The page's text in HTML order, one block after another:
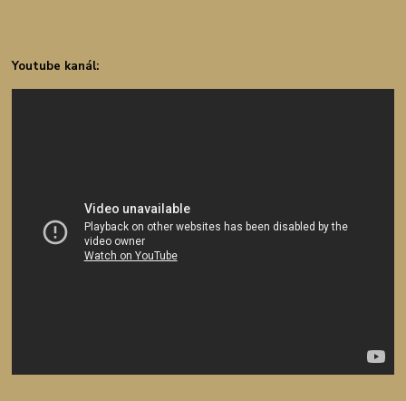
Youtube kanál: